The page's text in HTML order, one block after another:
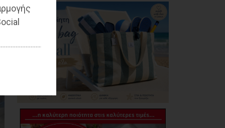
Χάρης Δούκας: Η
καλύτερή μου να
κατέβει για δήμαρχος
ο Μπακογιάννης
Κέντρο Υγείας Νέας
Μάκρης: Το
φυσικοθεραπευτήριο
πρόκειται να
επαναλειτουργήσει
στο άμεσο μέλλον